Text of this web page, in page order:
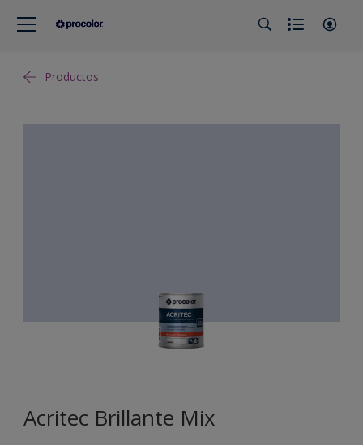
Productos
Acritec Brillante Mix